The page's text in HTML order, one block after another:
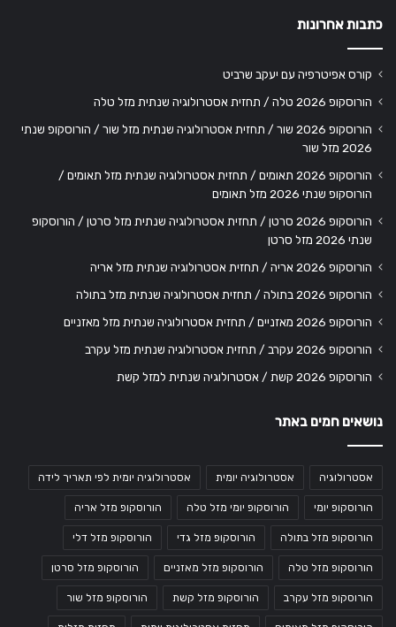
כתבות אחרונות
קורס אפיטרפיה עם יעקב שרביט
הורוסקופ 2026 טלה / תחזית אסטרולוגיה שנתית מזל טלה
הורוסקופ 2026 שור / תחזית אסטרולוגיה שנתית מזל שור / הורוסקופ שנתי
2026 מזל שור
הורוסקופ 2026 תאומים / תחזית אסטרולוגיה שנתית מזל תאומים /
הורוסקופ שנתי 2026 מזל תאומים
הורוסקופ 2026 סרטן / תחזית אסטרולוגיה שנתית מזל סרטן / הורוסקופ
שנתי 2026 מזל סרטן
הורוסקופ 2026 אריה / תחזית אסטרולוגיה שנתית מזל אריה
הורוסקופ 2026 בתולה / תחזית אסטרולוגיה שנתית מזל בתולה
הורוסקופ 2026 מאזניים / תחזית אסטרולוגיה שנתית מזל מאזניים
הורוסקופ 2026 עקרב / תחזית אסטרולוגיה שנתית מזל עקרב
הורוסקופ 2026 קשת / אסטרולוגיה שנתית למזל קשת
נושאים חמים באתר
אסטרולוגיה אסטרולוגיה יומית אסטרולוגיה יומית לפי תאריך לידה
הורוסקופ יומי הורוסקופ יומי מזל טלה הורוסקופ מזל אריה
הורוסקופ מזל בתולה הורוסקופ מזל גדי הורוסקופ מזל דלי
הורוסקופ מזל טלה הורוסקופ מזל מאזניים הורוסקופ מזל סרטן
הורוסקופ מזל עקרב הורוסקופ מזל קשת הורוסקופ מזל שור